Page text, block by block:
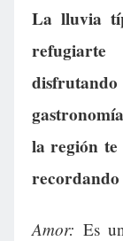
La lluvia
la región
recordando
Amor: Es